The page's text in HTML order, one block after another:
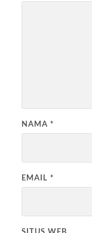
NAMA *
EMAIL *
SITUS WEB